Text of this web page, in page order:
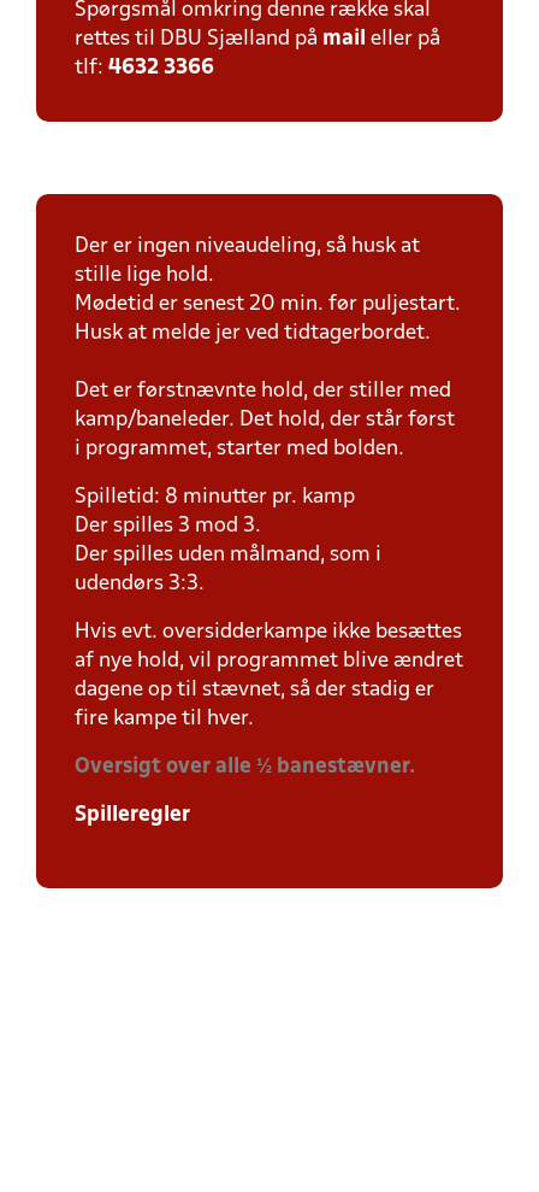
Spørgsmål omkring denne række skal
rettes til DBU Sjælland på mail eller på
tlf: 4632 3366
Der er ingen niveaudeling, så husk at
stille lige hold.
Mødetid er senest 20 min. før puljestart.
Husk at melde jer ved tidtagerbordet.
Det er førstnævnte hold, der stiller med
kamp/baneleder. Det hold, der står først
i programmet, starter med bolden.
Spilletid: 8 minutter pr. kamp
Der spilles 3 mod 3.
Der spilles uden målmand, som i
udendørs 3:3.
Hvis evt. oversidderkampe ikke besættes
af nye hold, vil programmet blive ændret
dagene op til stævnet, så der stadig er
fire kampe til hver.
Oversigt over alle ½ banestævner.
Spilleregler